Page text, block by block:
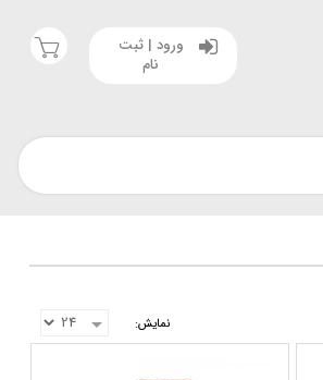
ورود | ثبت
نام
نمایش: